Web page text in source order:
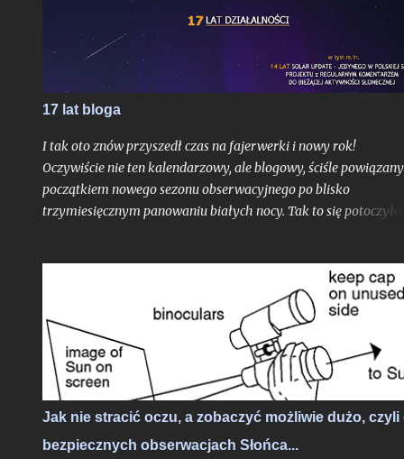
się się w świetle słonecznym, będąc widocznymi z naszego
a jeśli są to Starlinki to na niebie zaczyna robić się naprawdę
tłoczno.
17 lat bloga
I tak oto znów przyszedł czas na fajerwerki i nowy rok!
Oczywiście nie ten kalendarzowy, ale blogowy, ściśle
początkiem nowego sezonu obserwacyjnego po blisko
trzymiesięcznym panowaniu białych nocy. Tak to się
Ziemia niedługo po aphelium i maksymalnym dystansie od
Słońca w ciągu roku, zamyka swoje kolejne, już siedemnaste,
okrążenie wokół naszej Dziennej Gwiazdy odkąd w
nieskończonych czeluściach Internetu otrzymaliście pierwszy,
niepozorny wpis, dający początek temu blogowi. Z punktu
widzenia cyklu życia gwiazd ciągu głównego jak właśnie
bohater tutejszych wpisów oddalony od nas o 8 minut
- to praktycznie niezauważalne mrugnięcie oka. Ale w realiach
cyfrowych?
Jak nie stracić oczu, a zobaczyć możliwie dużo, czyli
bezpiecznych obserwacjach Słońca...